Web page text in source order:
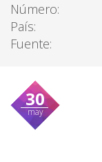
Número:
País:
Fuente:
30
may